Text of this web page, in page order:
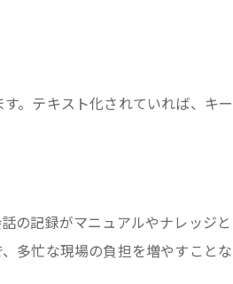
。テキスト化されていれば、キー
の記録がマニュアルやナレッジと
多忙な現場の負担を増やすことな